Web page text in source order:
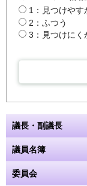
1：見つけやす
2：ふつう
3：見つけにく
議長・副議長
議員名簿
委員会